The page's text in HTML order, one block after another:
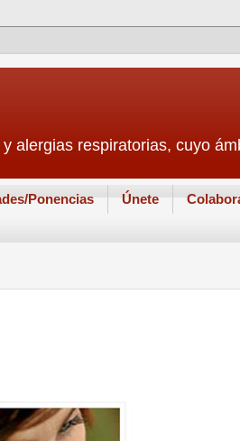
alergias respiratorias, cuyo
Ponencias Únete